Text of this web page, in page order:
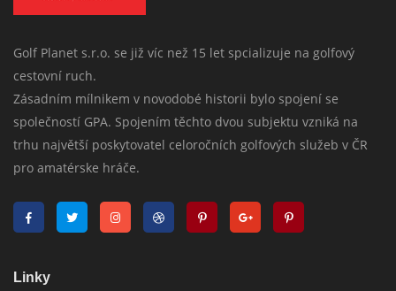
Golf Planet s.r.o. se již víc než 15 let spcializuje na golfový
cestovní ruch.
Zásadním mílnikem v novodobé historii bylo spojení se
společností GPA. Spojením těchto dvou subjektu vzniká na
trhu najvětší poskytovatel celoročních golfových služeb v ČR
pro amatérske hráče.
Linky